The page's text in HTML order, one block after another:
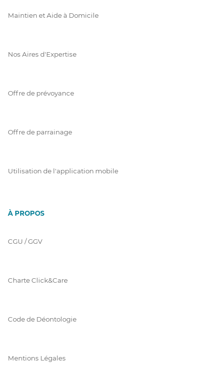
Maintien et Aide à Domicile
Nos Aires d'Expertise
Offre de prévoyance
Offre de parrainage
Utilisation de l'application mobile
À PROPOS
CGU / GGV
Charte Click&Care
Code de Déontologie
Mentions Légales